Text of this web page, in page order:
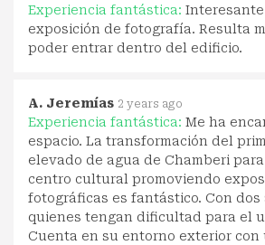
Experiencia fantástica:
exposición de fotografía. Resulta
poder entrar dentro del edificio.
A. Jeremías 2 years ago
Experiencia fantástica: Me ha
espacio. La transformación del
elevado de agua de Chamberi
centro cultural promoviendo
fotográficas es fantástico. Con dos
quienes tengan dificultad para el
Cuenta en su entorno exterior con